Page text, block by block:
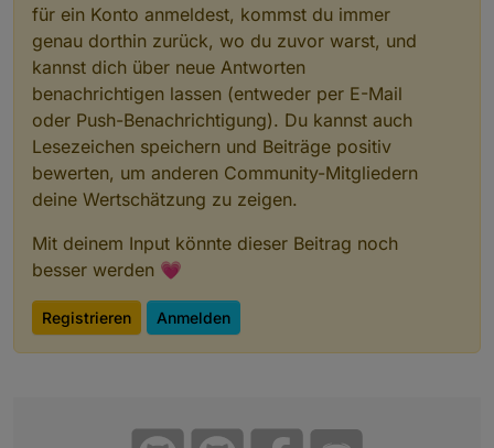
für ein Konto anmeldest, kommst du immer
genau dorthin zurück, wo du zuvor warst, und
kannst dich über neue Antworten
benachrichtigen lassen (entweder per E-Mail
oder Push-Benachrichtigung). Du kannst auch
Lesezeichen speichern und Beiträge positiv
bewerten, um anderen Community-Mitgliedern
deine Wertschätzung zu zeigen.
Mit deinem Input könnte dieser Beitrag noch
besser werden 💗
Registrieren Anmelden